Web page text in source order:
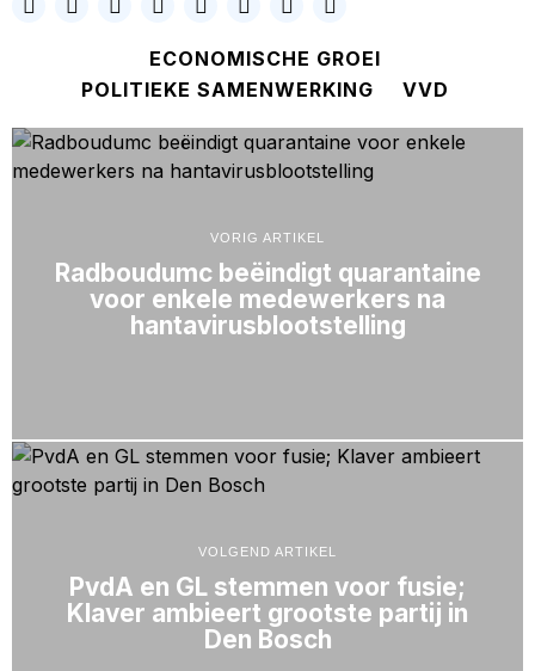
ECONOMISCHE GROEI
POLITIEKE SAMENWERKING
VVD
VORIG ARTIKEL
Radboudumc beëindigt quarantaine
voor enkele medewerkers na
hantavirusblootstelling
VOLGEND ARTIKEL
PvdA en GL stemmen voor fusie;
Klaver ambieert grootste partij in
Den Bosch